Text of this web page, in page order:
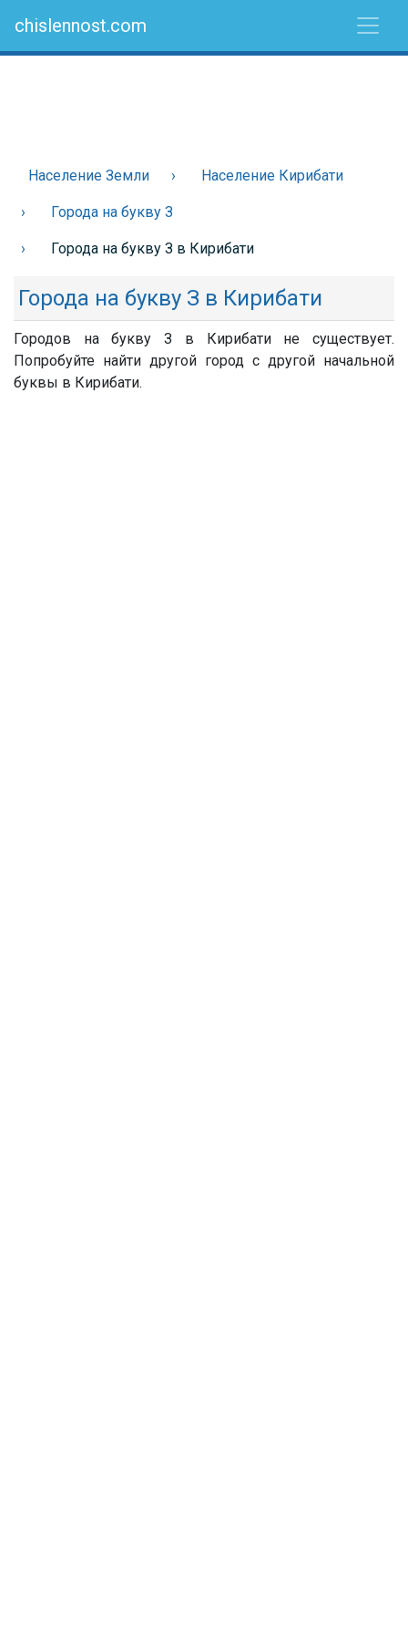
chislennost.com
Население Земли Население Кирибати
Города на букву З
Города на букву З в Кирибати
Города на букву З в Кирибати
Городов на букву З в Кирибати не существует.
Попробуйте найти другой город с другой начальной
буквы в Кирибати.